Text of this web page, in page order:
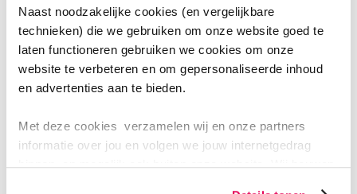
Naast noodzakelijke cookies (en vergelijkbare
technieken) die we gebruiken om onze website goed te
laten functioneren gebruiken we cookies om onze
website te verbeteren en om gepersonaliseerde inhoud
en advertenties aan te bieden.
Met deze cookies verzamelen wij en onze partners
informatie over jou en volgen we jouw internetgedrag
binnen, en mogelijk ook buiten onze website. Wij bouwen
VOOR WIE?
Verpleegkundigen
Mantelzorgers